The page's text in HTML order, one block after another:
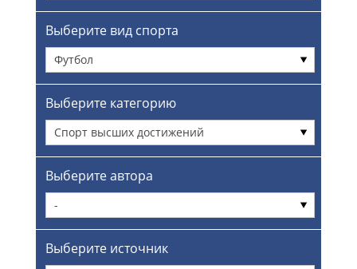
Выберите вид спорта
Футбол
Выберите категорию
Спорт высших достижений
Выберите автора
-
Выберите источник